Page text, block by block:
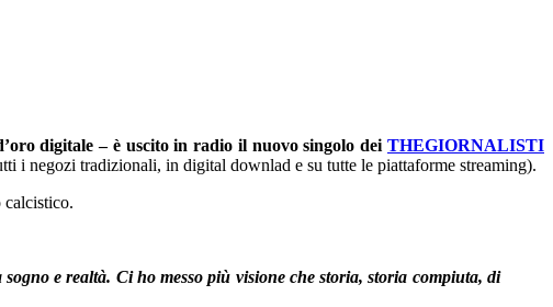
digitale – è uscito in radio il nuovo singolo dei THEGIORNALISTI
i negozi tradizionali, in digital downlad e su tutte le piattaforme streaming).
calcistico.
e realtà. Ci ho messo più visione che storia, storia compiuta, di